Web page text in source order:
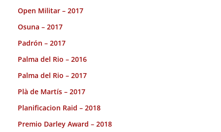
Open Militar – 2017
Osuna – 2017
Padrón – 2017
Palma del Rio – 2016
Palma del Rio – 2017
Plà de Martís – 2017
Planificacion Raid – 2018
Premio Darley Award – 2018